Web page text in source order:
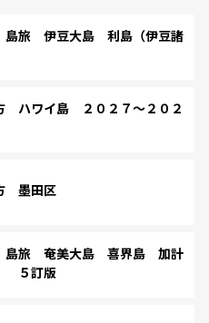
旅 伊豆大島 利島（伊豆諸
ハワイ島 ２０２７～２０２
墨田区
島旅 奄美大島 喜界島 加計
５訂版